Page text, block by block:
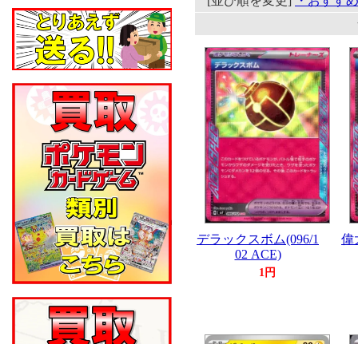
デラックスボム(096/1
02 ACE)
1円
偉